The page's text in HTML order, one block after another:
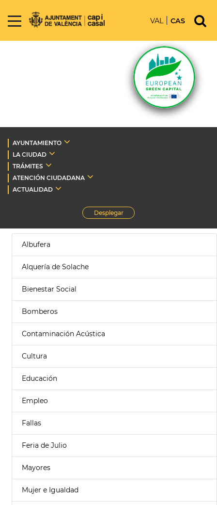
VAL CAS
AYUNTAMIENTO
LA CIUDAD
TRÁMITES
ATENCIÓN CIUDADANA
ACTUALIDAD
Desplegar
Albufera
Alquería de Solache
Bienestar Social
Bomberos
Contaminación Acústica
Cultura
Educación
Empleo
Fallas
Feria de Julio
Mayores
Mujer e Igualdad